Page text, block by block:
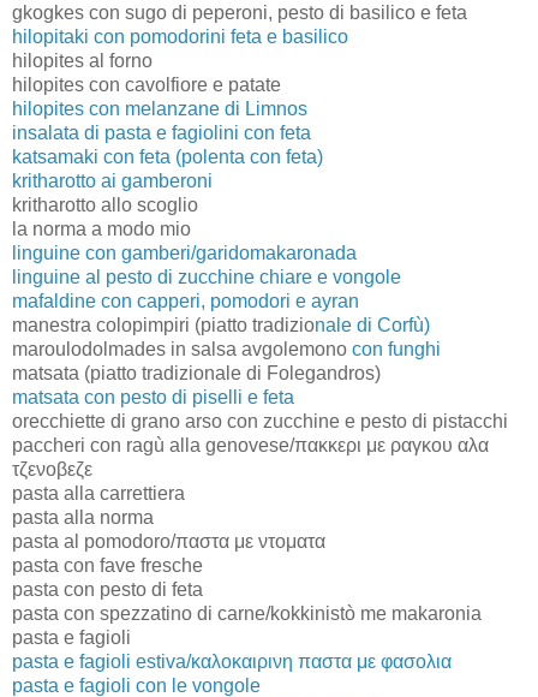
gkogkes con sugo di peperoni, pesto di basilico e feta
hilopitaki con pomodorini feta e basilico
hilopites al forno
hilopites con cavolfiore e patate
hilopites con melanzane di Limnos
insalata di pasta e fagiolini con feta
katsamaki con feta (polenta con feta)
kritharotto ai gamberoni
kritharotto allo scoglio
la norma a modo mio
linguine con gamberi/garidomakaronada
linguine al pesto di zucchine chiare e vongole
mafaldine con capperi, pomodori e ayran
manestra colopimpiri (piatto tradizionale di Corfù)
maroulodolmades in salsa avgolemono con funghi
matsata (piatto tradizionale di Folegandros)
matsata con pesto di piselli e feta
orecchiette di grano arso con zucchine e pesto di pistacchi
paccheri con ragù alla genovese/πακκερι με ραγκου αλα
τζενοβεζε
pasta alla carrettiera
pasta alla norma
pasta al pomodoro/παστα με ντοματα
pasta con fave fresche
pasta con pesto di feta
pasta con spezzatino di carne/kokkinistò me makaronia
pasta e fagioli
pasta e fagioli estiva/καλοκαιρινη παστα με φασολια
pasta e fagioli con le vongole